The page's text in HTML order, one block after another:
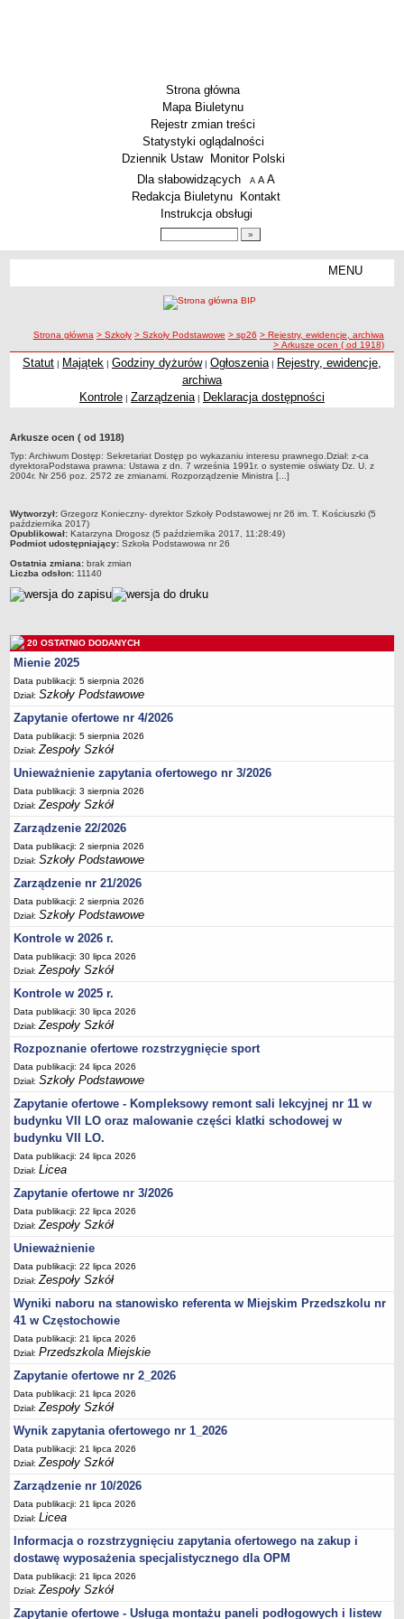
Strona główna
Mapa Biuletynu
Rejestr zmian treści
Statystyki oglądalności
Dziennik Ustaw
Monitor Polski
Menu dodatkowe
Dla słabowidzących A pomniejsz czcionkę
A standardowy rozmiar czcionki
A
Redakcja Biuletynu
Kontakt
Instrukcja obsługi
MENU
Licea
Zespoły Szkół
Techniczne Zakłady Naukowe
PRZEDSZKOLA
ARCHIWUM SZKÓŁ I PLACÓWEK
Zlikwidowane gimnazja
Wielofunkcyjna Placówka
SPECJALNE OŚRODKI SZKOLNO-WYCHOWAWCZE
Specjalny Ośrodek nr 1
Specjalny Ośrodek nr 5
BURSA MIEJSKA
Statut
Majątek
Godziny dyżurów
Ogłoszenie
Zarządzenia
Kontrole
Rejestry, ewidencje, archiwa
Sprawozdania
Deklaracja dostępności
PORADNIE PSYCHOLOGICZNO-PEDAGOGICZNE
Zespół Poradni
BIURO FINANSÓW OŚWIATY
Dane podstawowe
Statut
Majątek
Godziny dyżurów
Ogłoszenia
Zarządzenia
Rejestry, ewidencje, archiwa
Kontrole
PONOWNE WYKORZYSTYWANIE
Sprawozdania
Deklaracja dostępności
DEKLARACJA DOSTĘPNOŚCI
PONOWNE WYKORZYSTYWANIE
UDOSTĘPNIANIE INFORMACJI PUBLICZNEJ
OCHRONA DANYCH OSOBOWYCH
ścieżka nawigacji
Strona główna > Szkoły > Szkoły Podstawowe > sp26 > Rejestry, ewidencje, archiwa
> Arkusze ocen ( od 1918)
Statut | Majątek | Godziny dyżurów| Ogłoszenia | Rejestry, ewidencje,
archiwa
Kontrole | Zarządzenia | Deklaracja dostępności
Arkusze ocen ( od 1918)
Typ: Archiwum Dostęp: Sekretariat Dostęp po wykazaniu interesu prawnego.Dział: z-ca
dyrektoraPodstawa prawna: Ustawa z dn. 7 września 1991r. o systemie oświaty Dz. U. z
2004r. Nr 256 poz. 2572 ze zmianami. Rozporządzenie Ministra [...]
metryczka
Wytworzył: Grzegorz Konieczny- dyrektor Szkoły Podstawowej nr 26 im. T. Kościuszki (5
października 2017)
Opublikował: Katarzyna Drogosz (5 października 2017, 11:28:49)
Podmiot udostępniający: Szkoła Podstawowa nr 26
Ostatnia zmiana: brak zmian
Liczba odsłon: 11140
20 OSTATNIO DODANYCH
Mienie 2025
Data publikacji: 5 sierpnia 2026
Dział:Szkoły Podstawowe
Zapytanie ofertowe nr 4/2026
Data publikacji: 5 sierpnia 2026
Dział:Zespoły Szkół
Unieważnienie zapytania ofertowego nr 3/2026
Data publikacji: 3 sierpnia 2026
Dział:Zespoły Szkół
Zarządzenie 22/2026
Data publikacji: 2 sierpnia 2026
Dział:Szkoły Podstawowe
Zarządzenie nr 21/2026
Data publikacji: 2 sierpnia 2026
Dział:Szkoły Podstawowe
Kontrole w 2026 r.
Data publikacji: 30 lipca 2026
Dział:Zespoły Szkół
Kontrole w 2025 r.
Data publikacji: 30 lipca 2026
Dział:Zespoły Szkół
Rozpoznanie ofertowe rozstrzygnięcie sport
Data publikacji: 24 lipca 2026
Dział:Szkoły Podstawowe
Zapytanie ofertowe - Kompleksowy remont sali lekcyjnej nr 11 w
budynku VII LO oraz malowanie części klatki schodowej w
budynku VII LO.
Data publikacji: 24 lipca 2026
Dział:Licea
Zapytanie ofertowe nr 3/2026
Data publikacji: 22 lipca 2026
Dział:Zespoły Szkół
Unieważnienie
Data publikacji: 22 lipca 2026
Dział:Zespoły Szkół
Wyniki naboru na stanowisko referenta w Miejskim Przedszkolu nr
41 w Częstochowie
Data publikacji: 21 lipca 2026
Dział:Przedszkola Miejskie
Zapytanie ofertowe nr 2_2026
Data publikacji: 21 lipca 2026
Dział:Zespoły Szkół
Wynik zapytania ofertowego nr 1_2026
Data publikacji: 21 lipca 2026
Dział:Zespoły Szkół
Zarządzenie nr 10/2026
Data publikacji: 21 lipca 2026
Dział:Licea
Informacja o rozstrzygnięciu zapytania ofertowego na zakup i
dostawę wyposażenia specjalistycznego dla OPM
Data publikacji: 21 lipca 2026
Dział:Zespoły Szkół
Zapytanie ofertowe - Usługa montażu paneli podłogowych i listew